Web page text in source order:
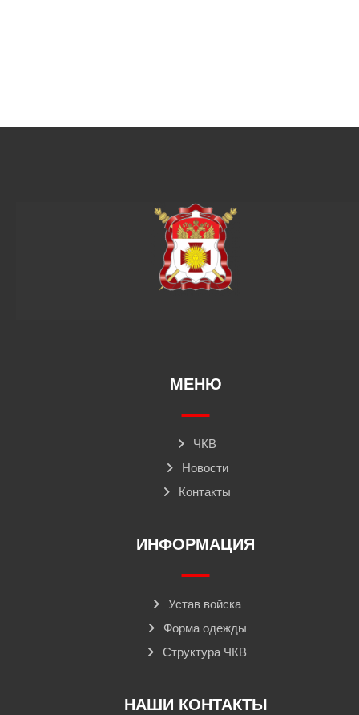
МЕНЮ
ЧКВ
Новости
Контакты
ИНФОРМАЦИЯ
Устав войска
Форма одежды
Структура ЧКВ
НАШИ КОНТАКТЫ